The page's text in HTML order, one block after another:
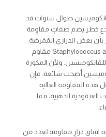
طوال سنوات قد
خطر يضم صفاتٍ مقاوِمة
بأن بعض الذراري المُمْرضة
Staphylococcus مقاوم
ولأن المكورة
أضحت شائعة، فإن
هذه المقاومة العالية
العنقودية الذهبية، مما
انبثاق ذرارٍ مقاومة لعدد من